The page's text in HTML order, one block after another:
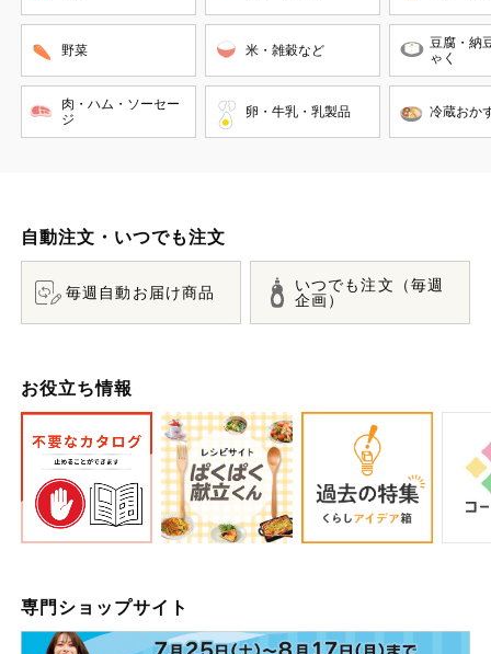
野菜
肉・ハム・ソーセー
ジ
米・雑穀など
卵・牛乳・乳製品
豆腐・納
ゃく
冷蔵おか
自動注文・いつでも注文
毎週自動お届け商品
いつでも注文（毎週
企画）
お役立ち情報
専門ショップサイト